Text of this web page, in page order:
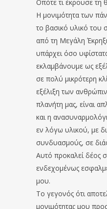
Οπότε τι έκρουσε τη
Η μονιμότητα των
το βασικό υλικό του
από τη Μεγάλη
υπάρχει όσο
εκλαμβάνουμε ως
σε πολύ μικρότερη
εξέλιξη των
πλανήτη μας, είναι
και η
εν λόγω υλικού, με
συνδυασμούς, σε
Αυτό προκαλεί δέος
ενδεχομένως
μου.
Το γεγονός ότι
μονιμότητας μου